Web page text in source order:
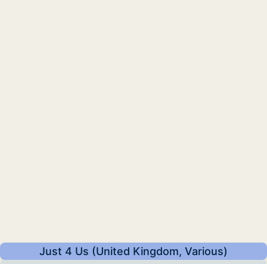
Just 4 Us (United Kingdom, Various)